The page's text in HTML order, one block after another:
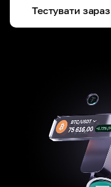
Тестувати зараз